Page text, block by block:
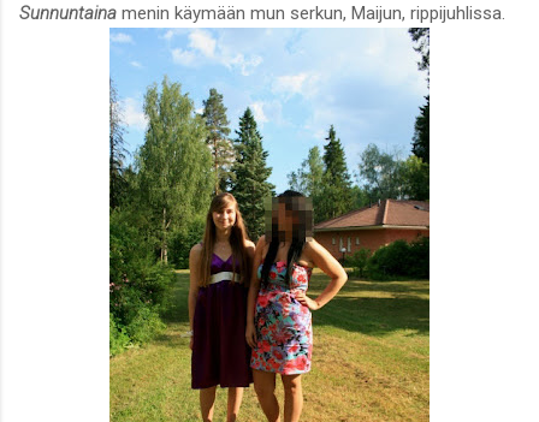
Sunnuntaina menin käymään mun serkun, Maijun, rippijuhlissa.